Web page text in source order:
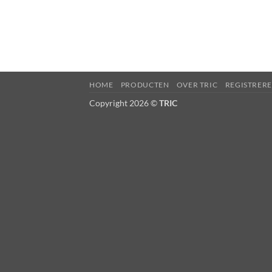
HOME PRODUCTEN OVER TRIC
Copyright 2026 ©TRIC